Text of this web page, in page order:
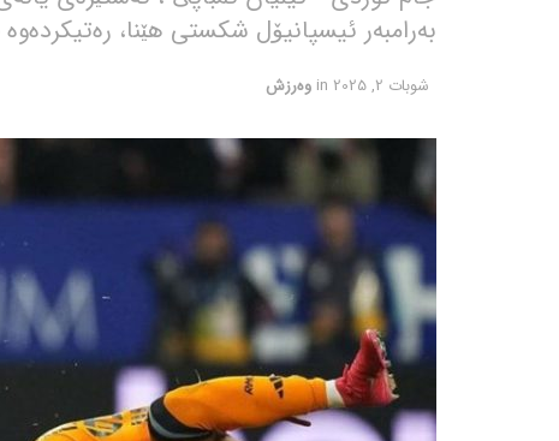
بەرامبەر ئیسپانیۆل شکستی هێنا،
شوبات 2, 2025 in وەرزش